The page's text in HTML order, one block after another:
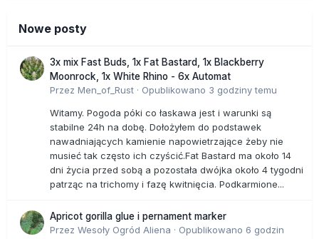
Nowe posty
3x mix Fast Buds, 1x Fat Bastard, 1x Blackberry
Moonrock, 1x White Rhino - 6x Automat
Przez Men_of_Rust · Opublikowano 3 godziny temu
Witamy. Pogoda póki co łaskawa jest i warunki są
stabilne 24h na dobę. Dołożyłem do podstawek
nawadniających kamienie napowietrzające żeby nie
musieć tak często ich czyścić.Fat Bastard ma około 14
dni życia przed sobą a pozostała dwójka około 4 tygodni
patrząc na trichomy i fazę kwitnięcia. Podkarmione...
Apricot gorilla glue i pernament marker
Przez Wesoły Ogród Aliena · Opublikowano 6 godzin